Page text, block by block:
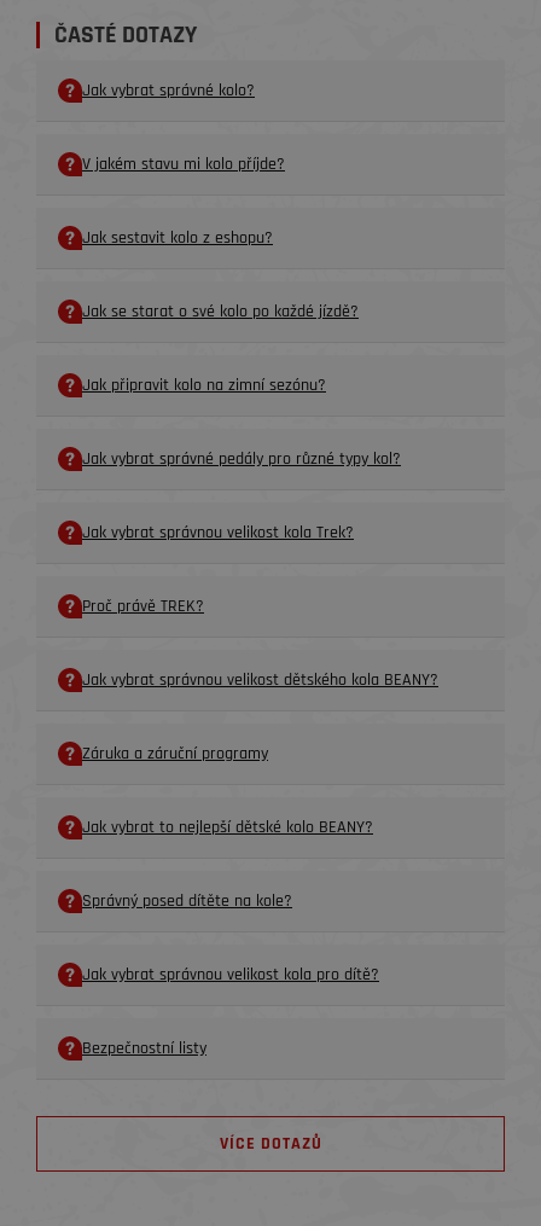
ČASTÉ DOTAZY
Jak vybrat správné kolo?
V jakém stavu mi kolo příjde?
Jak sestavit kolo z eshopu?
Jak se starat o své kolo po každé jízdě?
Jak připravit kolo na zimní sezónu?
Jak vybrat správné pedály pro různé typy kol?
Jak vybrat správnou velikost kola Trek?
Proč právě TREK?
Jak vybrat správnou velikost dětského kola BEANY?
Záruka a záruční programy
Jak vybrat to nejlepší dětské kolo BEANY?
Správný posed dítěte na kole?
Jak vybrat správnou velikost kola pro dítě?
Bezpečnostní listy
VÍCE DOTAZŮ